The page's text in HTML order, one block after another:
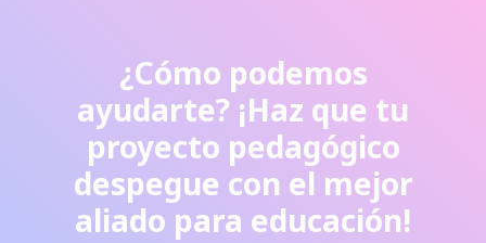
¿Cómo podemos
ayudarte? ¡Haz que tu
proyecto pedagógico
despegue con el mejor
aliado para educación!